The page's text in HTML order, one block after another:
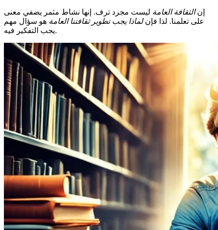
إنالثقافة العامة ليست مجرد ترف. إنها نشاط مثمر يضفي معنى
على تعلمنا. لذا فإنلماذا يجب تطوير ثقافتنا العامة هو سؤال مهم
يجب التفكير فيه.